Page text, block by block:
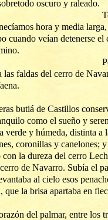
era un
caballada
hora y media
cuando veían detenerse el
del camino.
a
las faldas del cerro de
de la faena.
butiá de Castillos
como el sueño y
verde y húmeda, distinta a
coronillas y canelones;
con la dureza del cerro
de Navarro. Subía el
al cielo esos
que la brisa apartaba en
del palmar, entre los